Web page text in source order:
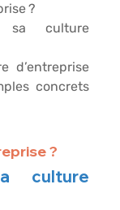
?
sa culture
d’entreprise
concrets
?
culture